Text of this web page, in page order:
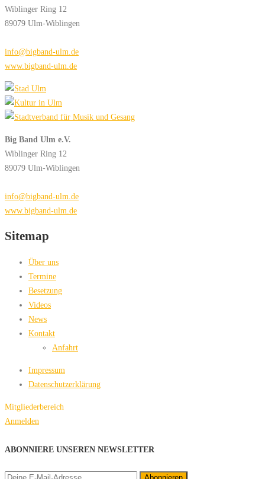
Wiblinger Ring 12
89079 Ulm-Wiblingen
info@bigband-ulm.de
www.bigband-ulm.de
Big Band Ulm e.V.
Wiblinger Ring 12
89079 Ulm-Wiblingen
info@bigband-ulm.de
www.bigband-ulm.de
Sitemap
Über uns
Termine
Besetzung
Videos
News
Kontakt
Anfahrt
Impressum
Datenschutzerklärung
Mitgliederbereich
Anmelden
ABONNIERE UNSEREN NEWSLETTER